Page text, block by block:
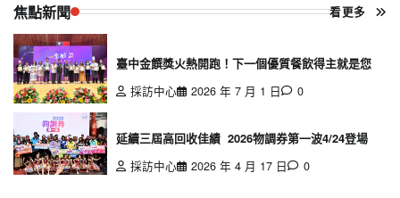
焦點新聞 看更多
臺中金饌獎火熱開跑！下一個優質餐飲得主就是您
採訪中心
2026 年 7 月 1 日 0
延續三屆高回收佳績 2026物調券第一波4/24登場
採訪中心
2026 年 4 月 17 日 0